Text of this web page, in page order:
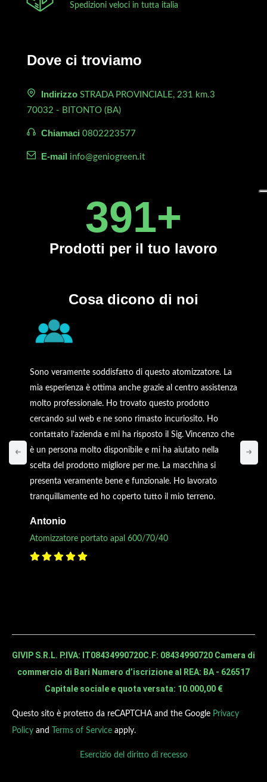
Spedizioni veloci in tutta italia
Dove ci troviamo
Indirizzo STRADA PROVINCIALE, 231 km.3
70032 - BITONTO (BA)
Chiamaci 0802223577
E-mail info@geniogreen.it
450+
Prodotti per il tuo lavoro
Cosa dicono di noi
Sono veramente soddisfatto di questo atomizzatore. La
mia esperienza è ottima anche grazie al centro assistenza
molto professionale. Ho trovato questo prodotto
cercando sul web e ne sono rimasto incuriosito. Ho
contattato l’azienda e mi ha risposto il Sig. Vincenzo che
è un persona molto disponibile e mi ha aiutato nella
scelta del prodotto migliore per me. La macchina si
presenta veramente bene e funzionale. Ho lavorato
tranquillamente ed ho coperto tutto il mio terreno.
Antonio
Atomizzatore portato apal 600/70/40
GIVIP S.R.L. P.IVA: IT08434990720C.F: 08434990720 Camera di
commercio di Bari Numero d’iscrizione al REA: BA - 626517
Capitale sociale e quota versata: 10.000,00 €
Questo sito è protetto da reCAPTCHA and the Google Privacy
Policy and Terms of Service apply.
Esercizio del diritto di recesso